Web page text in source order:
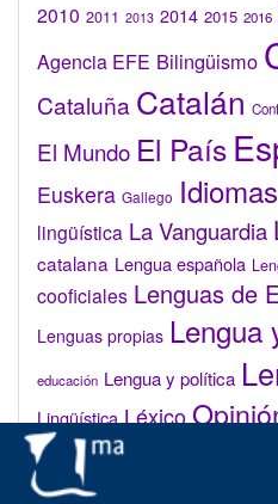
2010 2011 2013 2014 2015 2016
Agencia EFE Bilingüismo
Cataluña Catalán
El Mundo El País
Euskera Gallego Idiomas
lingüística La Vanguardia
catalana Lengua española
cooficiales Lenguas de
Lenguas propias Lengua
educación Lengua y política
Lingüística Léxico
lingüística
Valenciano